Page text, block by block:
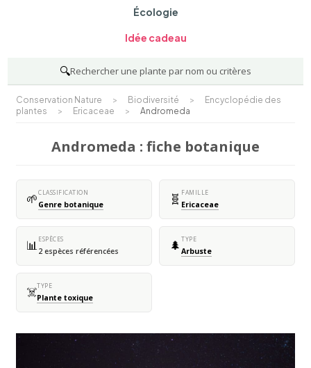
Écologie
Idée cadeau
🔍Rechercher une plante par nom ou critères
Conservation Nature > Biodiversité >
Encyclopédie des
plantes
> Ericaceae > Andromeda
Andromeda : fiche botanique
🌱CLASSIFICATION
Genre botanique 🧬 FAMILLE
Ericaceae
📊ESPÈCES
2 espèces référencées 🌲 TYPE
Arbuste
☠️TYPE
Plante toxique